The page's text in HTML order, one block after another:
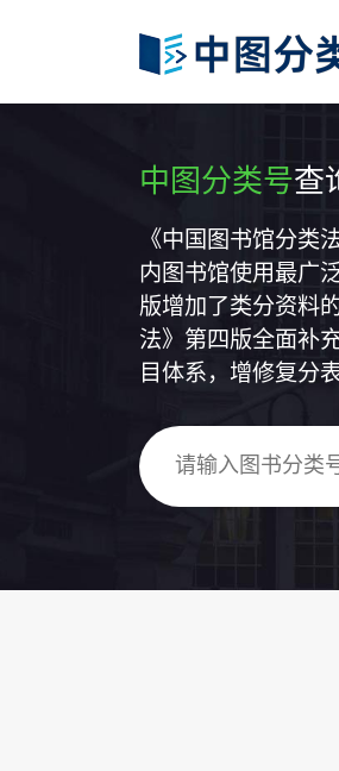
中图分类号查
《中国图书馆分类
内图书馆使用最广
版增加了类分资料
法》第四版全面补
目体系，增修复分